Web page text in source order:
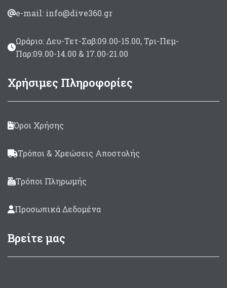
e-mail: info@dive360.gr
Ωράριο: Δευ-Τετ-Σαβ:09.00-15.00, Τρι-Πεμ-
Παρ:09.00-14.00 & 17.00-21.00
Χρήσιμες Πληροφορίες
Όροι Χρήσης
Τρόποι & Χρεώσεις Αποστολής
Τρόποι Πληρωμής
Προσωπικά Δεδομένα
Βρείτε μας